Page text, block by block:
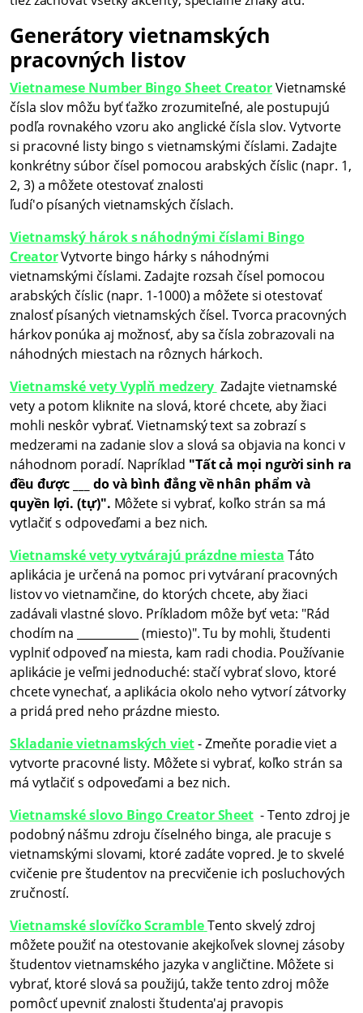
Generátory vietnamských
pracovných listov
Vietnamese Number Bingo Sheet CreatorVietnamské
čísla slov môžu byť ťažko zrozumiteľné, ale postupujú
podľa rovnakého vzoru ako anglické čísla slov. Vytvorte
si pracovné listy bingo s vietnamskými číslami. Zadajte
konkrétny súbor čísel pomocou arabských číslic (napr. 1,
2, 3) a môžete otestovať znalosti
ľudí'o písaných vietnamských číslach.
Vietnamský hárok s náhodnými číslami Bingo
CreatorVytvorte bingo hárky s náhodnými
vietnamskými číslami. Zadajte rozsah čísel pomocou
arabských číslic (napr. 1-1000) a môžete si otestovať
znalosť písaných vietnamských čísel. Tvorca pracovných
hárkov ponúka aj možnosť, aby sa čísla zobrazovali na
náhodných miestach na rôznych hárkoch.
Vietnamské vety Vyplň medzery Zadajte vietnamské
vety a potom kliknite na slová, ktoré chcete, aby žiaci
mohli neskôr vybrať. Vietnamský text sa zobrazí s
medzerami na zadanie slov a slová sa objavia na konci v
náhodnom poradí. Napríklad "Tất cả mọi người sinh ra
đều được ___ do và bình đẳng về nhân phẩm và
quyền lợi. (tự)". Môžete si vybrať, koľko strán sa má
vytlačiť s odpoveďami a bez nich.
Vietnamské vety vytvárajú prázdne miesta Táto
aplikácia je určená na pomoc pri vytváraní pracovných
listov vo vietnamčine, do ktorých chcete, aby žiaci
zadávali vlastné slovo. Príkladom môže byť veta: "Rád
chodím na ___________ (miesto)". Tu by mohli, študenti
vyplniť odpoveď na miesta, kam radi chodia. Používanie
aplikácie je veľmi jednoduché: stačí vybrať slovo, ktoré
chcete vynechať, a aplikácia okolo neho vytvorí zátvorky
a pridá pred neho prázdne miesto.
Skladanie vietnamských viet- Zmeňte poradie viet a
vytvorte pracovné listy. Môžete si vybrať, koľko strán sa
má vytlačiť s odpoveďami a bez nich.
Vietnamské slovo Bingo Creator Sheet - Tento zdroj je
podobný nášmu zdroju číselného binga, ale pracuje s
vietnamskými slovami, ktoré zadáte vopred. Je to skvelé
cvičenie pre študentov na precvičenie ich posluchových
zručností.
Vietnamské slovíčko ScrambleTento skvelý zdroj
môžete použiť na otestovanie akejkoľvek slovnej zásoby
študentov vietnamského jazyka v angličtine. Môžete si
vybrať, ktoré slová sa použijú, takže tento zdroj môže
pomôcť upevniť znalosti študenta'aj pravopis